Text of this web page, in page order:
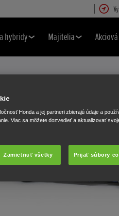
hybridy Majitelia
Honda a jej partneri zbierajú údaje a
Viac sa môžete dozvedieť a aktualizovať
Zamietnuť všetky Prijať súbory